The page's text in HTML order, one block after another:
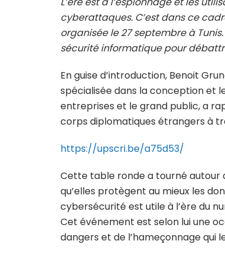
cyberattaques. C’est dans ce
organisée le 27 septembre à
sécurité informatique pour
En guise d’introduction, Benoit
spécialisée dans la conception et
entreprises et le grand public, a
corps diplomatiques étrangers à
https://upscri.be/a75d53/
Cette table ronde a tourné autour
qu’elles protègent au mieux les
cybersécurité est utile à l’ère du
Cet événement est selon lui une
dangers et de l’hameçonnage qui